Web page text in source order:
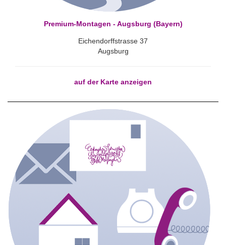
Premium-Montagen - Augsburg (Bayern)
Eichendorffstrasse 37
Augsburg
auf der Karte anzeigen